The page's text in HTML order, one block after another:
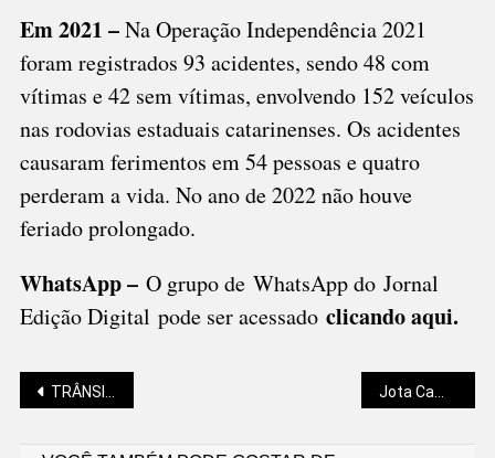
Em 2021 –Na Operação Independência 2021
foram registrados 93 acidentes, sendo 48 com
vítimas e 42 sem vítimas, envolvendo 152 veículos
nas rodovias estaduais catarinenses. Os acidentes
causaram ferimentos em 54 pessoas e quatro
perderam a vida. No ano de 2022 não houve
feriado prolongado.
WhatsApp – O grupo de WhatsApp do Jornal
Edição Digital pode ser acessado clicando aqui.
Navegação
TRÂNSITO MUDA DEVIDO AOS DESFILES DE 7 DE SETEMBRO